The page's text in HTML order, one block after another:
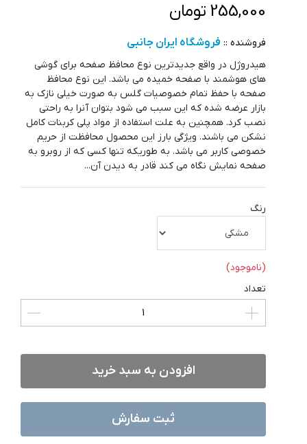
255,000 تومان
فروشنده :: فروشگاه ایران جانبی
هیدروژل در واقع جدیدترین نوع محافظ صفحه برای گوشی
های هوشمند با صفحه خمیده می باشد. این نوع محافظ
صفحه با حفظ تمام خصوصیات گلس به صورت خیلی نازک به
بازار عرضه شده که این سبب می شود بتوان آنرا به راحتی
نصب کرد. همچنین به علت استفاده از مواد پلی کربنات کامل
نشکن می باشند. ویژگی بارز این محصول محافظت از حریم
خصوصی کاربر می باشد. به طوریکه تنها کسی که از روبرو به
صفحه نمایش نگاه می کند قادر به دیدن آن...
رنگ
(ناموجود)
تعداد
افزودن به سبد خرید
ثبت سفارش